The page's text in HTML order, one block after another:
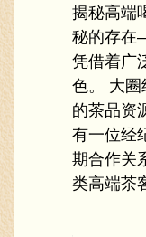
揭秘高端
秘的存在
凭借着广
色。 大
的茶品资
有一位经
期合作关
类高端茶